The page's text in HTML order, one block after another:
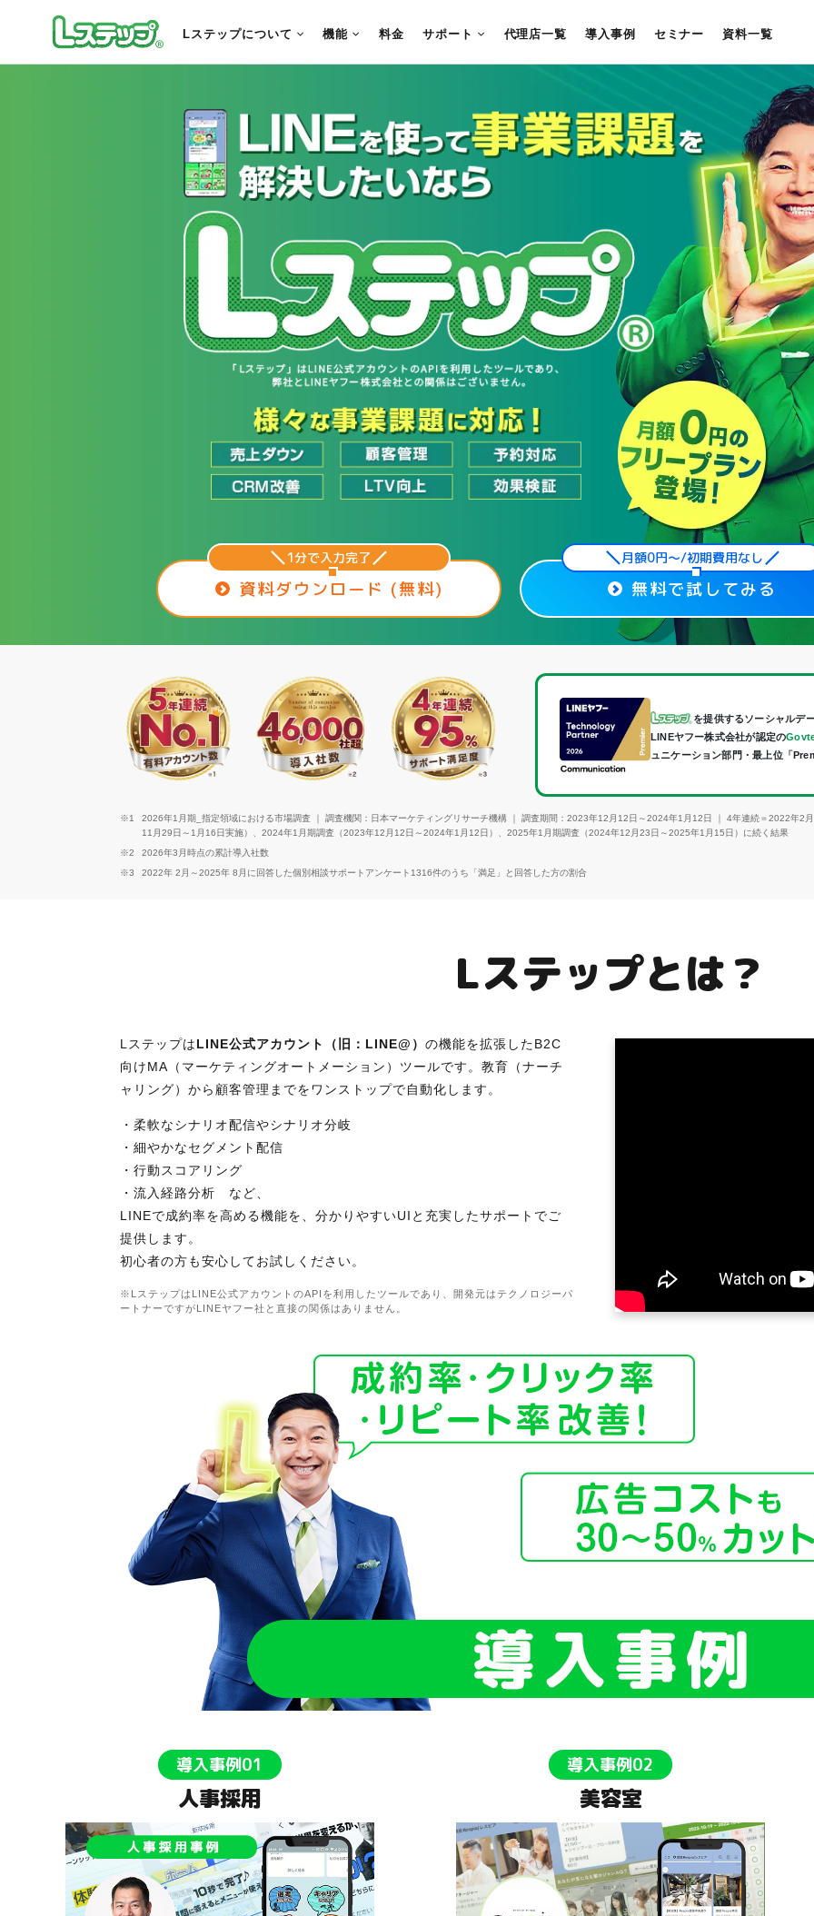
Lステップについて 機能 料金 サポート 代理店一覧 導入事例 セミナー 資料一覧
1分で入力完了
資料ダウンロード (無料)
月額0円〜/初期費用なし
無料で試してみる
を提供するソーシャルデ
LINEヤフー株式会社が認定の
ュニケーション部門・最上位「
※1
2026年1月期_指定領域における市場調査 ｜ 調査機関：日本マーケティングリサーチ機構 ｜ 調査期間：2023年12月12日～2024年1月12日 ｜ 4年連続＝2022年2
11月29日～1月16日実施）、2024年1月期調査（2023年12月12日～2024年1月12日）、2025年1月期調査（2024年12月23日～2025年1月15日）に続く結果
※2
2026年3月時点の累計導入社数
※3
2022年 2月～2025年 8月に回答した個別相談サポートアンケート1316件のうち「満足」と回答した方の割合
Lステップとは？
LステップはLINE公式アカウント（旧：LINE@） の機能を拡張したB2C
向けMA（マーケティングオートメーション）ツールです。教育（ナーチ
ャリング）から顧客管理までをワンストップで自動化します。
・柔軟なシナリオ配信やシナリオ分岐
・細やかなセグメント配信
・行動スコアリング
・流入経路分析 など、
LINEで成約率を高める機能を、分かりやすいUIと充実したサポートでご
提供します。
初心者の方も安心してお試しください。
※LステップはLINE公式アカウントのAPIを利用したツールであり、開発元はテクノロジーパ
ートナーですがLINEヤフー社と直接の関係はありません。
導入事例01
人事採用
導入事例02
美容室